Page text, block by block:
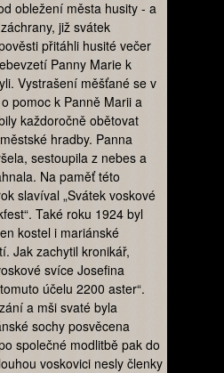
obležení města husity - a
již svátek
přitáhli husité večer
Panny Marie k
Vystrašení měšťané se v
pomoc k Panně Marii a
každoročně obětovat
hradby. Panna
sestoupila z nebes a
Na paměť této
slavíval „Svátek voskové
Také roku 1924 byl
kostel i mariánské
Jak zachytil kronikář,
svíce Josefina
účelu 2200 aster“.
a mši svaté byla
sochy posvěcena
společné modlitbě pak do
voskovici nesly členky